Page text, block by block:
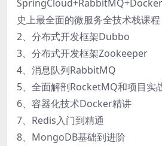
史上最全面的微服务全技术栈课程
2、分布式开发框架Dubbo
3、分布式开发框架Zookeeper
4、消息队列RabbitMQ
5、全面解剖RocketMQ和项目实
6、容器化技术Docker精讲
7、Redis入门到精通
8、MongoDB基础到进阶